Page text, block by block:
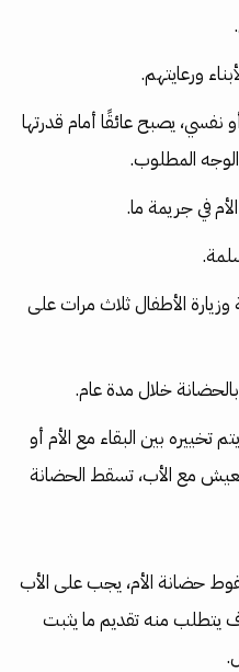
ورعايتهم.
يصبح عائقًا أمام قدرتها
الوجه المطلوب.
في جريمة ما.
الأطفال ثلاث مرات على
بالحضانة خلال مدة عام.
بين البقاء مع الأم أو
العيش مع الأب، تسقط الحضانة
حضانة الأم، يجب على الأب
يتطلب منه تقديم ما يثبت